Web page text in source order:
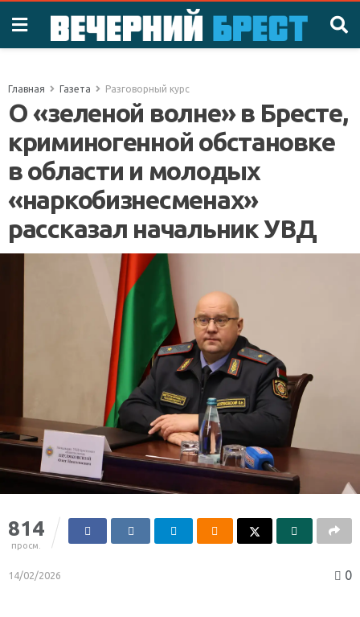
Главная Газета Разговорный курс
О «зеленой волне» в Бресте,
криминогенной обстановке
в области и молодых
«наркобизнесменах»
рассказал начальник УВД
814
просм.
14/02/2026 0